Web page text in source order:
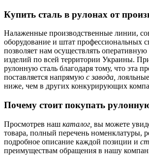
Купить сталь в рулонах от
Налаженные производственные линии,
оборудование и штат профессиональных
позволяет нам осуществлять
изделий по всей территории Украины.
рулонную сталь благодаря тому, что эта
поставляется напрямую с завода,
ниже, чем в других конкурирующих
Почему стоит покупать
Просмотрев наш каталог, вы можете
товара, полный перечень номенклатуры,
подробное описание каждой позиции и
преимуществам обращения в нашу